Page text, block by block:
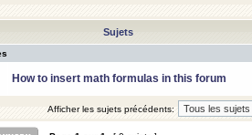
Sujets
How to insert math formulas in this forum
Afficher les sujets précédents: